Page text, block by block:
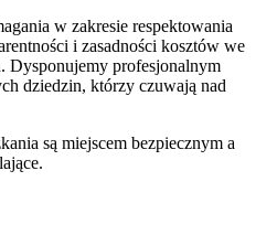
w zakresie respektowania
i zasadności kosztów we
Dysponujemy profesjonalnym
dziedzin, którzy czuwają nad
są miejscem bezpiecznym a